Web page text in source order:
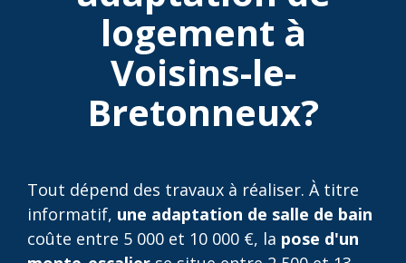
logement à
Voisins-le-
Bretonneux?
Tout dépend des travaux à réaliser. À titre
informatif, une adaptation de salle de bain
coûte entre 5 000 et 10 000 €, la pose d'un